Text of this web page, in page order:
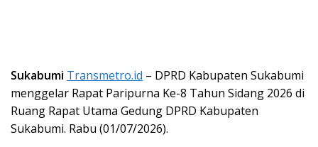
Sukabumi Transmetro.id – DPRD Kabupaten Sukabumi
menggelar Rapat Paripurna Ke-8 Tahun Sidang 2026 di
Ruang Rapat Utama Gedung DPRD Kabupaten
Sukabumi. Rabu (01/07/2026).